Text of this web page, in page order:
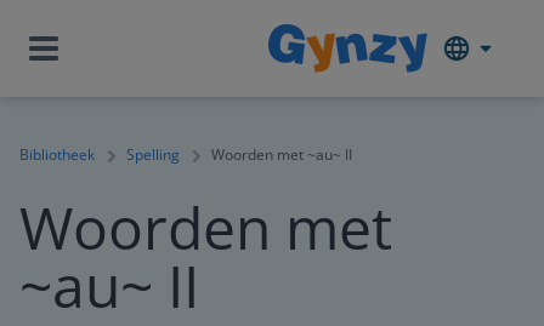
Bibliotheek Spelling Woorden met ~au~ II
Woorden met
~au~ II